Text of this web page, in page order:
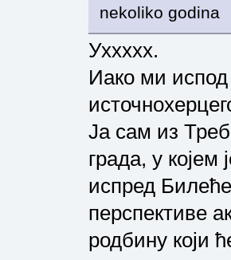
nekoliko godina
Уххххх.
Иако ми
Ја сам из
града, у којем
испред
перспективе
родбину који